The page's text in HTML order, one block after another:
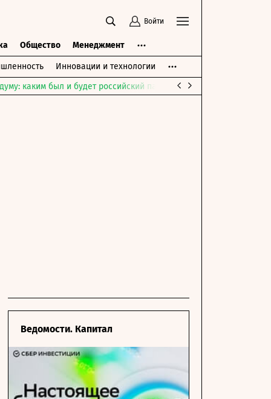
Войти
Общество Менеджмент
Инновации и технологии
каким был и будет российский парламент
Ведомости. Капитал